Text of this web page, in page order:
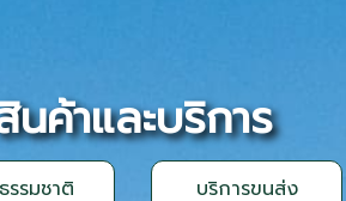
นค้าและบริการ
รรมชาติ บริการขนส่ง